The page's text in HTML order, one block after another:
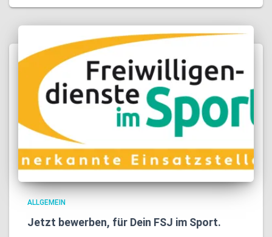
ALLGEMEIN
Jetzt bewerben, für Dein FSJ im Sport.